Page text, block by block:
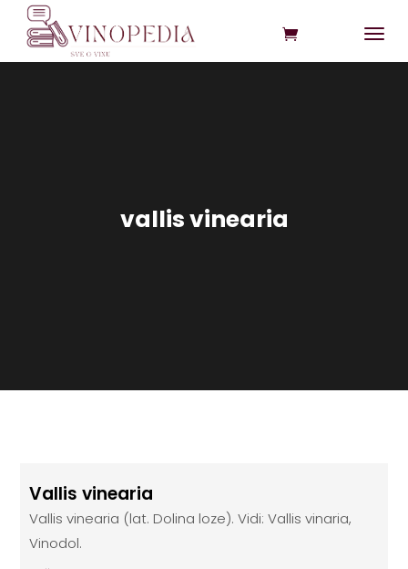
vallis vinearia
Vallis vinearia
Vallis vinearia (lat. Dolina loze). Vidi: Vallis vinaria,
Vinodol.